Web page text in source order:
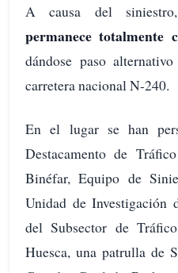
A causa del siniestro,
permanece
dándose paso
carretera nacional N-240.
En el lugar se han
Destacamento de
Binéfar, Equipo de
Unidad de Investigación
del Subsector de
Huesca, una patrulla de